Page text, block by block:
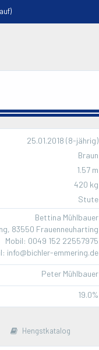
25.01.2018 (8-jährig)
Braun
1.57 m
420 kg
Stute
Bettina Mühlbauer
83550 Frauenneuharting
Mobil: 0049 152 22557975
info@bichler-emmering.de
Peter Mühlbauer
19.0%
Hengstkatalog